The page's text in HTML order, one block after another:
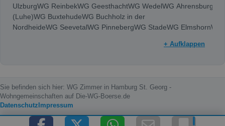
UlzburgWG ReinbekWG GeesthachtWG WedelWG Ahrensburg
(Luhe)WG BuxtehudeWG Buchholz in der
NordheideWG SeevetalWG PinnebergWG StadeWG ElmshornWG
+ Aufklappen
Sie befinden sich hier: WG Zimmer in Hamburg St. Georg -
Wohngemeinschaften auf Die-WG-Boerse.de
Datenschutz Impressum
Copyright © 2000 - 2026 die-wg-boerse.de | Content by: die-wg-boerse.de